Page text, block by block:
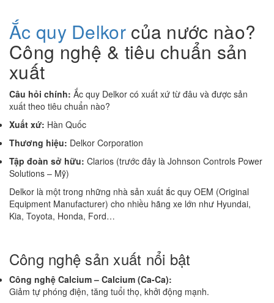
Ắc quy Delkorcủa nước nào?
Công nghệ & tiêu chuẩn sản
xuất
Câu hỏi chính: Ắc quy Delkor có xuất xứ từ đâu và được sản
xuất theo tiêu chuẩn nào?
Xuất xứ: Hàn Quốc
Thương hiệu: Delkor Corporation
Tập đoàn sở hữu: Clarios (trước đây là Johnson Controls Power
Solutions – Mỹ)
Delkor là một trong những nhà sản xuất ắc quy OEM (Original
Equipment Manufacturer) cho nhiều hãng xe lớn như Hyundai,
Kia, Toyota, Honda, Ford…
Công nghệ sản xuất nổi bật
Công nghệ Calcium – Calcium (Ca-Ca):
Giảm tự phóng điện, tăng tuổi thọ, khởi động mạnh.